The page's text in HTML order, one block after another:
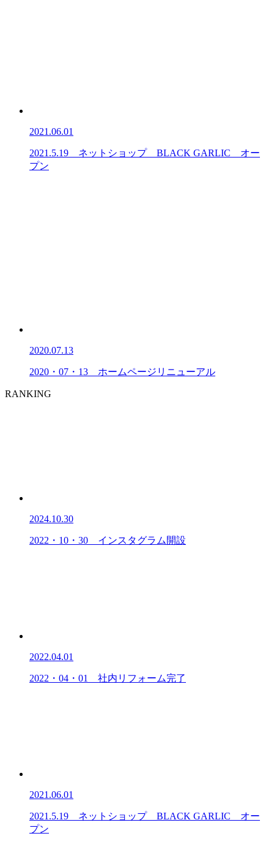
2021.06.01
2021.5.19 ネットショップ BLACK GARLIC オー
プン
2020.07.13
2020・07・13 ホームページリニューアル
RANKING
2024.10.30
2022・10・30 インスタグラム開設
2022.04.01
2022・04・01 社内リフォーム完了
2021.06.01
2021.5.19 ネットショップ BLACK GARLIC オー
プン